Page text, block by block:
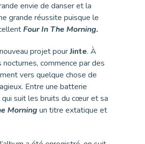
envie de danser et la
grande réussite puisque le
Four In The Morning.
nouveau projet pourJinte. À
commence par des
vers quelque chose de
Entre une batterie
suit les bruits du cœur et sa
Morning un titre extatique et